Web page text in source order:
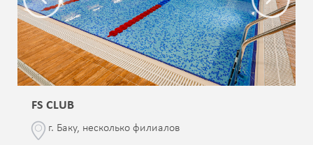
FS CLUB
г. Баку, несколько филиалов